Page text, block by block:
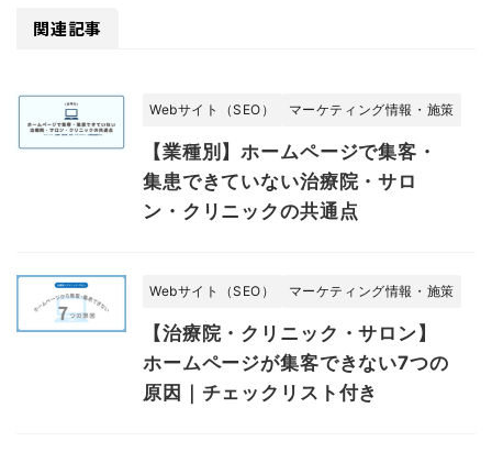
関連記事
Webサイト（SEO） マーケティング情報・施策
【業種別】ホームページで集客・
集患できていない治療院・サロ
ン・クリニックの共通点
Webサイト（SEO） マーケティング情報・施策
【治療院・クリニック・サロン】
ホームページが集客できない7つの
原因｜チェックリスト付き